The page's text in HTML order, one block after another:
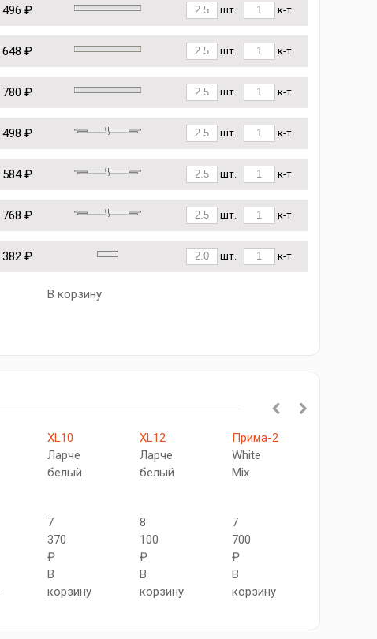
496 ₽ шт. к-т
648 ₽ шт. к-т
780 ₽ шт. к-т
498 ₽ шт. к-т
584 ₽ шт. к-т
768 ₽ шт. к-т
382 ₽ шт. к-т
В корзину
XL10
Ларче
белый
7
370
₽
В
корзину
XL12
Ларче
белый
8
100
₽
В
корзину
Прима-2
White
Mix
7
700
₽
В
корзину